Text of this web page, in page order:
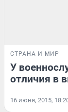
СТРАНА И МИР
У
отличия в
16 июня, 2015,